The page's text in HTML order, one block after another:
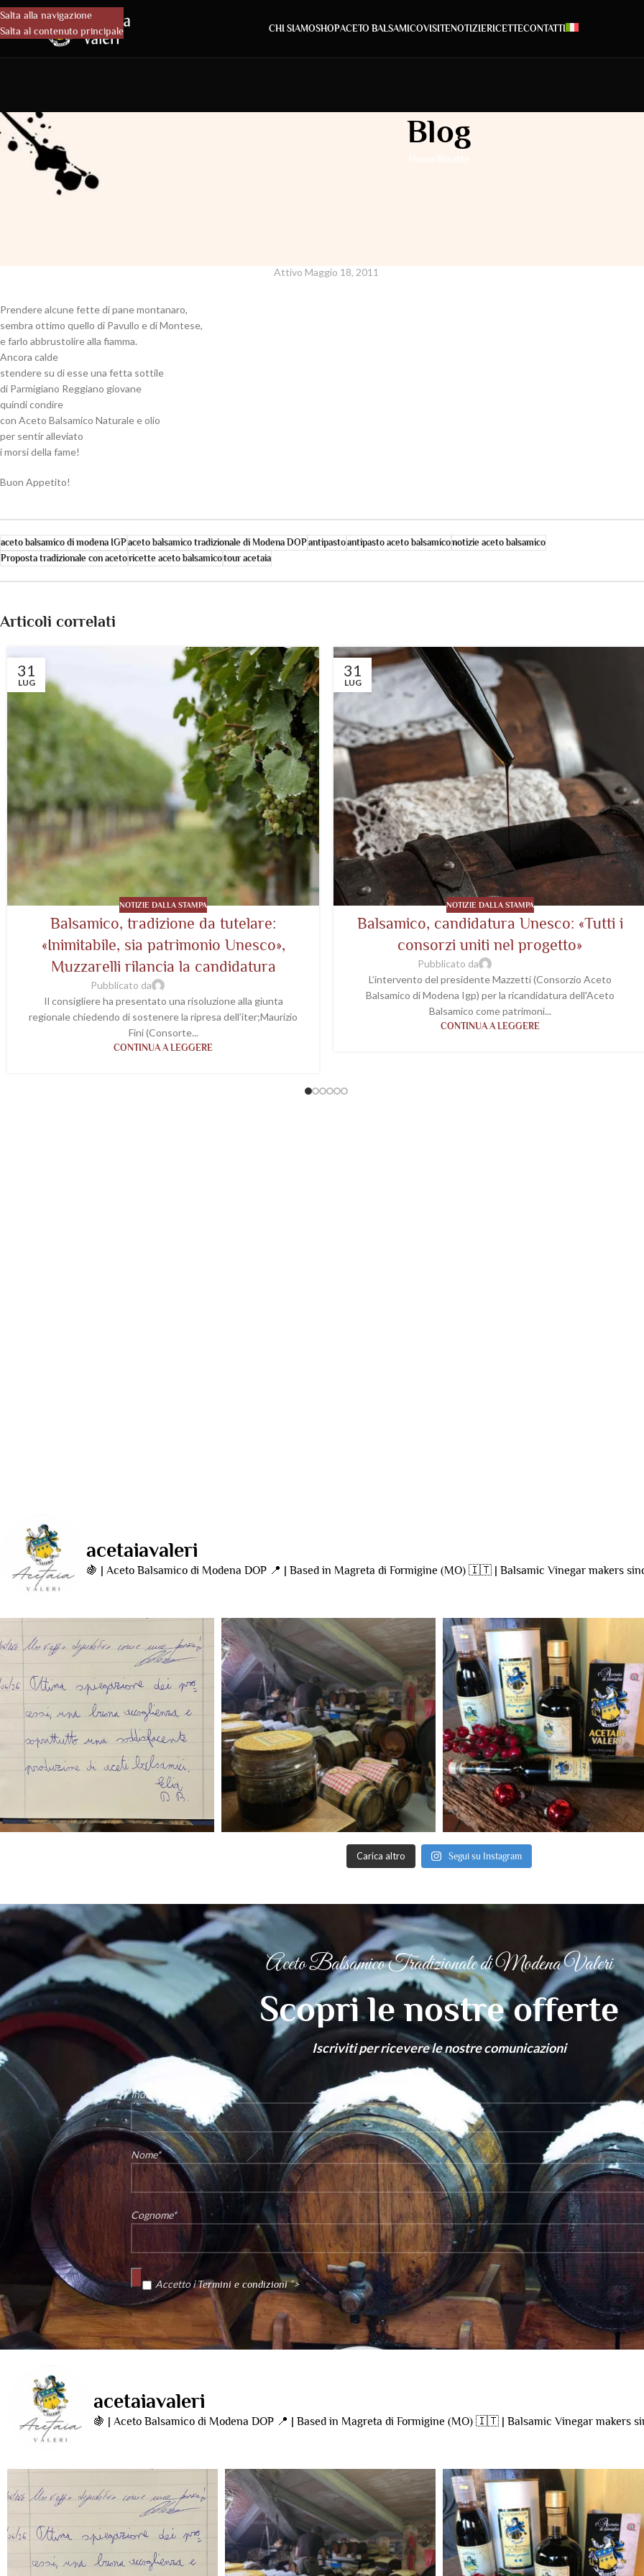
Salta alla navigazione
Salta al contenuto principale
CHI SIAMOSHOPACETO BALSAMICOVISITENOTIZIERICETTECONTATTI
Blog
Attivo Maggio 18, 2011
Prendere alcune fette di pane montanaro,
sembra ottimo quello di Pavullo e di Montese,
e farlo abbrustolire alla fiamma.
Ancora calde
stendere su di esse una fetta sottile
di Parmigiano Reggiano giovane
quindi condire
con Aceto Balsamico Naturale e olio
per sentir alleviato
i morsi della fame!
Buon Appetito!
aceto balsamico di modena IGPaceto balsamico tradizionale di Modena DOPantipastoantipasto aceto balsamiconotizie aceto balsamico
Proposta tradizionale con acetoricette aceto balsamicotour acetaia
Articoli correlati
31
LUG
NOTIZIE DALLA STAMPA
Balsamico, tradizione da tutelare:
«Inimitabile, sia patrimonio Unesco»,
Muzzarelli rilancia la candidatura
Pubblicato da
Il consigliere ha presentato una risoluzione alla giunta
regionale chiedendo di sostenere la ripresa dell’iter;Maurizio
Fini (Consorte...
CONTINUA A LEGGERE
31
LUG
NOTIZIE DALLA STAMPA
Balsamico, candidatura Unesco: «Tutti i
consorzi uniti nel progetto»
Pubblicato da wp-acetaiavaleri
L’intervento del presidente Mazzetti (Consorzio Aceto
Balsamico di Modena Igp) per la ricandidatura dell'Aceto
Balsamico come patrimoni...
CONTINUA A LEGGERE
acetaiavaleri
🍇 | Aceto Balsamico di Modena DOP 📍 | Based in Magreta di Formigine (MO) 🇮🇹 | Balsamic Vinegar makers
Carica altro Segui su Instagram
Aceto Balsamico Tradizionale di Modena Valeri
Scopri le nostre offerte
Iscriviti per ricevere le nostre comunicazioni
Indirizzo Email*
Nome*
Cognome*
Accetto iTermini e condizioni“>
acetaiavaleri
🍇 | Aceto Balsamico di Modena DOP 📍 | Based in Magreta di Formigine (MO) 🇮🇹 | Balsamic Vinegar makers